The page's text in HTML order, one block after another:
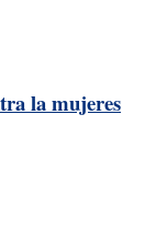
la mujeres